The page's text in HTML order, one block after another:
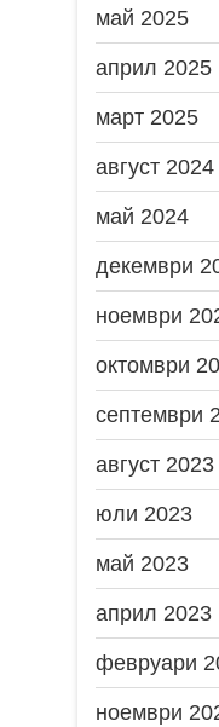
май 2025
април 2025
март 2025
август 2024
май 2024
декември
ноември
октомври
септември
август 2023
юли 2023
май 2023
април 2023
февруари
ноември